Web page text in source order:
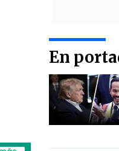
En